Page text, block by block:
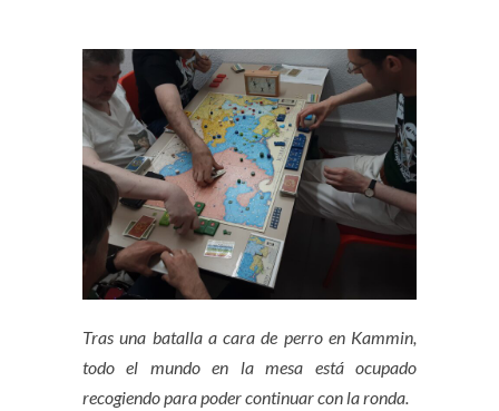
Tras una batalla a cara de perro en Kammin,
todo el mundo en la mesa está ocupado
recogiendo para poder continuar con la ronda.